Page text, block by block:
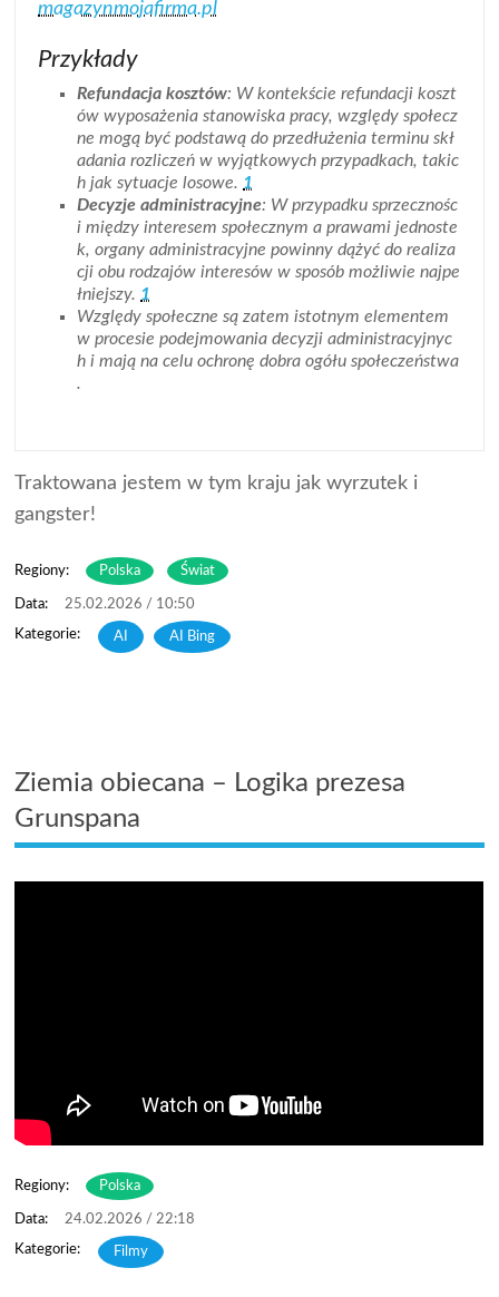
magazynmojafirma.pl
Przykłady
Refundacja kosztów: W kontekście refundacji koszt
ów wyposażenia stanowiska pracy, względy społecz
ne mogą być podstawą do przedłużenia terminu skł
adania rozliczeń w wyjątkowych przypadkach, takic
h jak sytuacje losowe. 1
Decyzje administracyjne: W przypadku sprzecznośc
i między interesem społecznym a prawami jednoste
k, organy administracyjne powinny dążyć do realiza
cji obu rodzajów interesów w sposób możliwie najpe
łniejszy. 1
Względy społeczne są zatem istotnym elementem
w procesie podejmowania decyzji administracyjnyc
h i mają na celu ochronę dobra ogółu społeczeństwa
.
Traktowana jestem w tym kraju jak wyrzutek i
gangster!
Regiony: Polska Świat
25.02.2026 / 10:50
AI , AI Bing
Ziemia obiecana – Logika prezesa
Grunspana
Regiony: Polska
24.02.2026 / 22:18
Filmy